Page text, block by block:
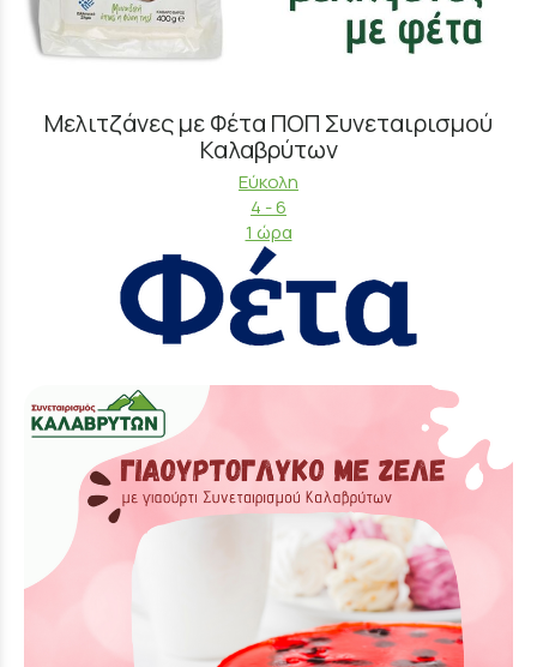
Μελιτζάνες με Φέτα ΠΟΠ Συνεταιρισμού
Καλαβρύτων
Εύκολη
4 - 6
1 ώρα